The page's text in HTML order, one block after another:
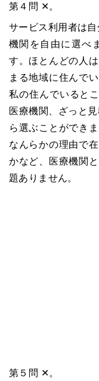
第４問 ✕。
サービス利用者は
機関を自由に選べ
す。ほとんどの人
まる地域に住んで
私の住んでいると
医療機関、ざっと
ら選ぶことができ
なんらかの理由で
かなど、医療機関
題ありません。
第５問 ✕。